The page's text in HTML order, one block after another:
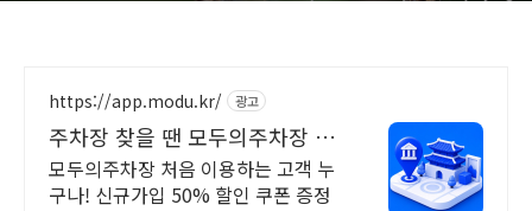
https://app.modu.kr/ 광고
주차장 찾을 땐 모두의주차장 주
차장 검색은 모두의주차장
모두의주차장 처음 이용하는 고객 누
구나! 신규가입 50% 할인 쿠폰 증정